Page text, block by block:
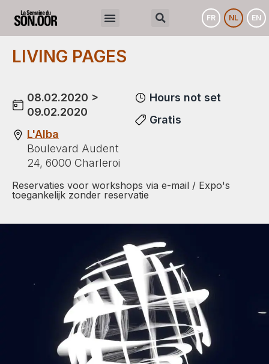
FR NL EN
LIVING PAGES
08.02.2020 >
09.02.2020
L'Alba
Boulevard Audent
24, 6000 Charleroi
Hours not set
Gratis
Reservaties voor workshops via e-mail / Expo's
toegankelijk zonder reservatie